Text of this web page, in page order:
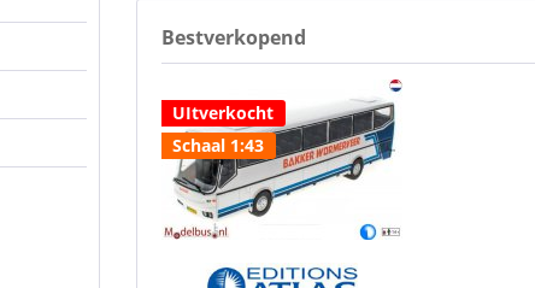
Bestverkopend
UItverkocht
Schaal 1:43